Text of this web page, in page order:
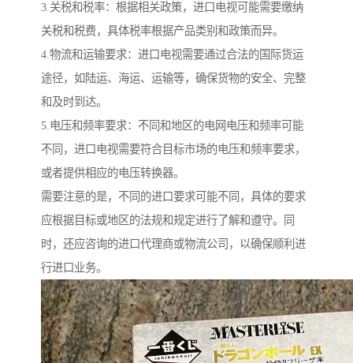
3.关税和税率：根据相关政策，进口电视可能需要缴纳
关税和税费，具体税率根据产品类别和政策而异。
4.物流和运输要求：进口电视需要通过合法的国际货运
途径，如陆运、海运、运输等，确保货物的安全、完整
和及时到达。
5.电压和频率要求：不同和地区的电网电压和频率可能
不同，进口电视需要符合目标市场的电压和频率要求，
或者提供相应的电压转换器。
需要注意的是，不同的进口要求可能不同，具体的要求
应根据目标或地区的法规和规定进行了解和遵守。同
时，还应咨询的进口代理商或物流公司，以确保顺利进
行进口业务。